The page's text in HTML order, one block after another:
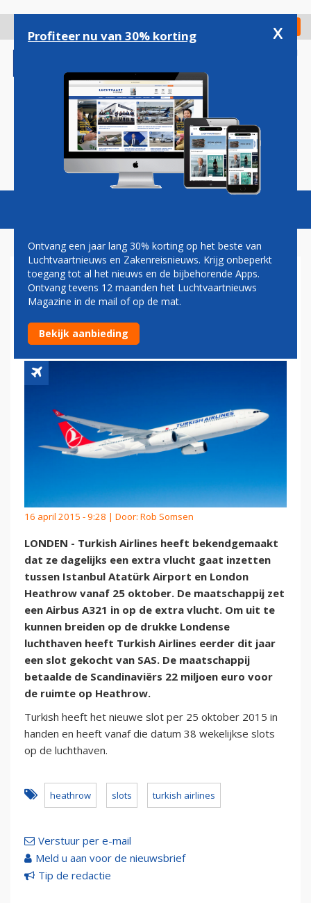
gaan
Check in
Magazine Podcasts Vacatures
TURKISH AIRLINES VAKER
TUSSEN ISTANBUL EN
HEATHROW
16 april 2015 - 9:28 | Door: Rob Somsen
LONDEN - Turkish Airlines heeft bekendgemaakt
dat ze dagelijks een extra vlucht gaat inzetten
tussen Istanbul Atatürk Airport en London
Heathrow vanaf 25 oktober. De maatschappij zet
een Airbus A321 in op de extra vlucht. Om uit te
kunnen breiden op de drukke Londense
luchthaven heeft Turkish Airlines eerder dit jaar
een slot gekocht van SAS. De maatschappij
betaalde de Scandinaviërs 22 miljoen euro voor
de ruimte op Heathrow.
Turkish heeft het nieuwe slot per 25 oktober 2015 in
handen en heeft vanaf die datum 38 wekelijkse slots
op de luchthaven.
heathrow slots turkish airlines
Verstuur per e-mail
Meld u aan voor de nieuwsbrief
Tip de redactie
Profiteer nu van 30% korting x
Ontvang een jaar lang 30% korting op het beste van
Luchtvaartnieuws en Zakenreisnieuws. Krijg onbeperkt
toegang tot al het nieuws en de bijbehorende Apps.
Ontvang tevens 12 maanden het Luchtvaartnieuws
Magazine in de mail of op de mat.
Bekijk aanbieding